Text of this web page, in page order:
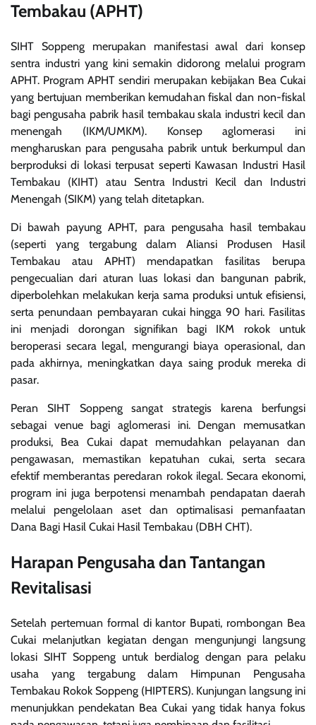
Tembakau (APHT)
SIHT Soppeng merupakan manifestasi awal dari konsep
sentra industri yang kini semakin didorong melalui program
APHT. Program APHT sendiri merupakan kebijakan Bea Cukai
yang bertujuan memberikan kemudahan fiskal dan non-fiskal
bagi pengusaha pabrik hasil tembakau skala industri kecil dan
menengah (IKM/UMKM). Konsep aglomerasi ini
mengharuskan para pengusaha pabrik untuk berkumpul dan
berproduksi di lokasi terpusat seperti Kawasan Industri Hasil
Tembakau (KIHT) atau Sentra Industri Kecil dan Industri
Menengah (SIKM) yang telah ditetapkan.
Di bawah payung APHT, para pengusaha hasil tembakau
(seperti yang tergabung dalam Aliansi Produsen Hasil
Tembakau atau APHT) mendapatkan fasilitas berupa
pengecualian dari aturan luas lokasi dan bangunan pabrik,
diperbolehkan melakukan kerja sama produksi untuk efisiensi,
serta penundaan pembayaran cukai hingga 90 hari. Fasilitas
ini menjadi dorongan signifikan bagi IKM rokok untuk
beroperasi secara legal, mengurangi biaya operasional, dan
pada akhirnya, meningkatkan daya saing produk mereka di
pasar.
Peran SIHT Soppeng sangat strategis karena berfungsi
sebagai venue bagi aglomerasi ini. Dengan memusatkan
produksi, Bea Cukai dapat memudahkan pelayanan dan
pengawasan, memastikan kepatuhan cukai, serta secara
efektif memberantas peredaran rokok ilegal. Secara ekonomi,
program ini juga berpotensi menambah pendapatan daerah
melalui pengelolaan aset dan optimalisasi pemanfaatan
Dana Bagi Hasil Cukai Hasil Tembakau (DBH CHT).
Harapan Pengusaha dan Tantangan
Revitalisasi
Setelah pertemuan formal di kantor Bupati, rombongan Bea
Cukai melanjutkan kegiatan dengan mengunjungi langsung
lokasi SIHT Soppeng untuk berdialog dengan para pelaku
usaha yang tergabung dalam Himpunan Pengusaha
Tembakau Rokok Soppeng (HIPTERS). Kunjungan langsung ini
menunjukkan pendekatan Bea Cukai yang tidak hanya fokus